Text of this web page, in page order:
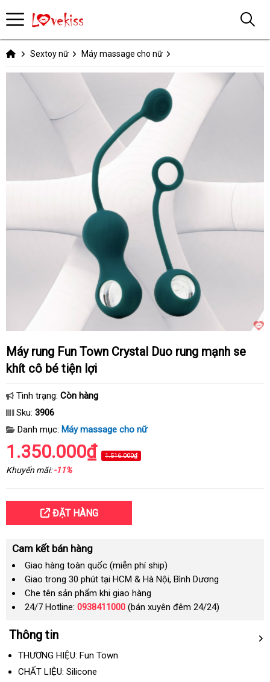
Sextoy nữ Máy massage cho nữ
Máy rung Fun Town Crystal Duo rung mạnh se
khít cô bé tiện lợi
Tình trạng: Còn hàng
Sku: 3906
Danh mục: Máy massage cho nữ
1.350.000₫ 1.516.000₫
Khuyến mãi:-11%
ĐẶT HÀNG
Cam kết bán hàng
Giao hàng toàn quốc (miễn phí ship)
Giao trong 30 phút tại HCM & Hà Nội, Bình Dương
Che tên sản phẩm khi giao hàng
24/7 Hotline: 0938411000 (bán xuyên đêm 24/24)
Thông tin
THƯƠNG HIỆU: Fun Town
CHẤT LIỆU: Silicone